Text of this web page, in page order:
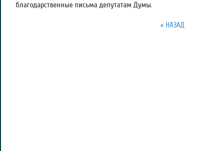
благодарственные письма депутатам Думы.
« НАЗАД